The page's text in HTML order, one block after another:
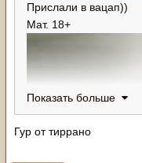
Прислали в вацап))
Мат. 18+
Показать больше
Гур от тиррано